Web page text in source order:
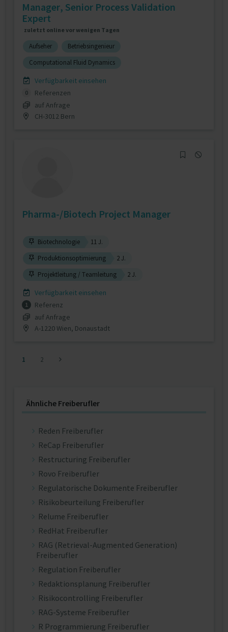
Manager, Senior Process Validation
Expert
zuletzt online vor wenigen Tagen
Aufseher
Betriebsingenieur
Computational Fluid Dynamics
Verfügbarkeit einsehen
0
Referenzen
auf Anfrage
CH-3012 Bern
Pharma-/Biotech Project Manager
Biotechnologie
11 J.
Produktionsoptimierung
2 J.
Projektleitung / Teamleitung
2 J.
Verfügbarkeit einsehen
1
Referenz
auf Anfrage
A-1220 Wien, Donaustadt
1 2
Ähnliche Freiberufler
Reden Freiberufler
ReCap Freiberufler
Restructuring Freiberufler
Rovo Freiberufler
Regulatorische Dokumente Freiberufler
Risikobeurteilung Freiberufler
Relume Freiberufler
RedHat Freiberufler
RAG (Retrieval-Augmented Generation)
Freiberufler
Regulation Freiberufler
Redaktionsplanung Freiberufler
Risikocontrolling Freiberufler
RAG-Systeme Freiberufler
R Programmierung Freiberufler